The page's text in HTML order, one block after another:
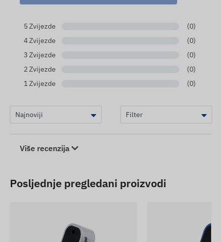
5 Zvijezde
(0)
4 Zvijezde
(0)
3 Zvijezde
(0)
2 Zvijezde
(0)
1 Zvijezde
(0)
Više recenzija
Posljednje pregledani proizvodi